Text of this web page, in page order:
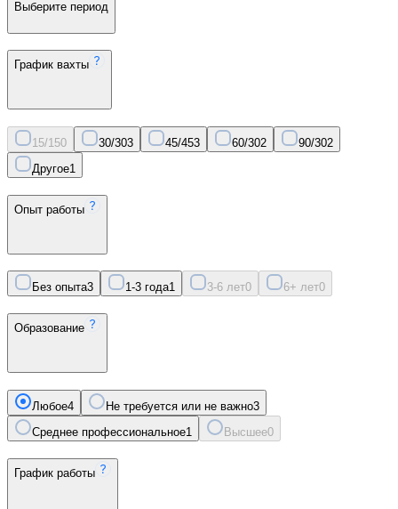
Выберите период
График вахты
15/150 30/303 45/453 60/302 90/302
Другое1
Опыт работы
Без опыта3 1-3 года1 3-6 лет0 6+ лет0
Образование
Любое4 Не требуется или не важно3
Среднее профессиональное1 Высшее0
График работы